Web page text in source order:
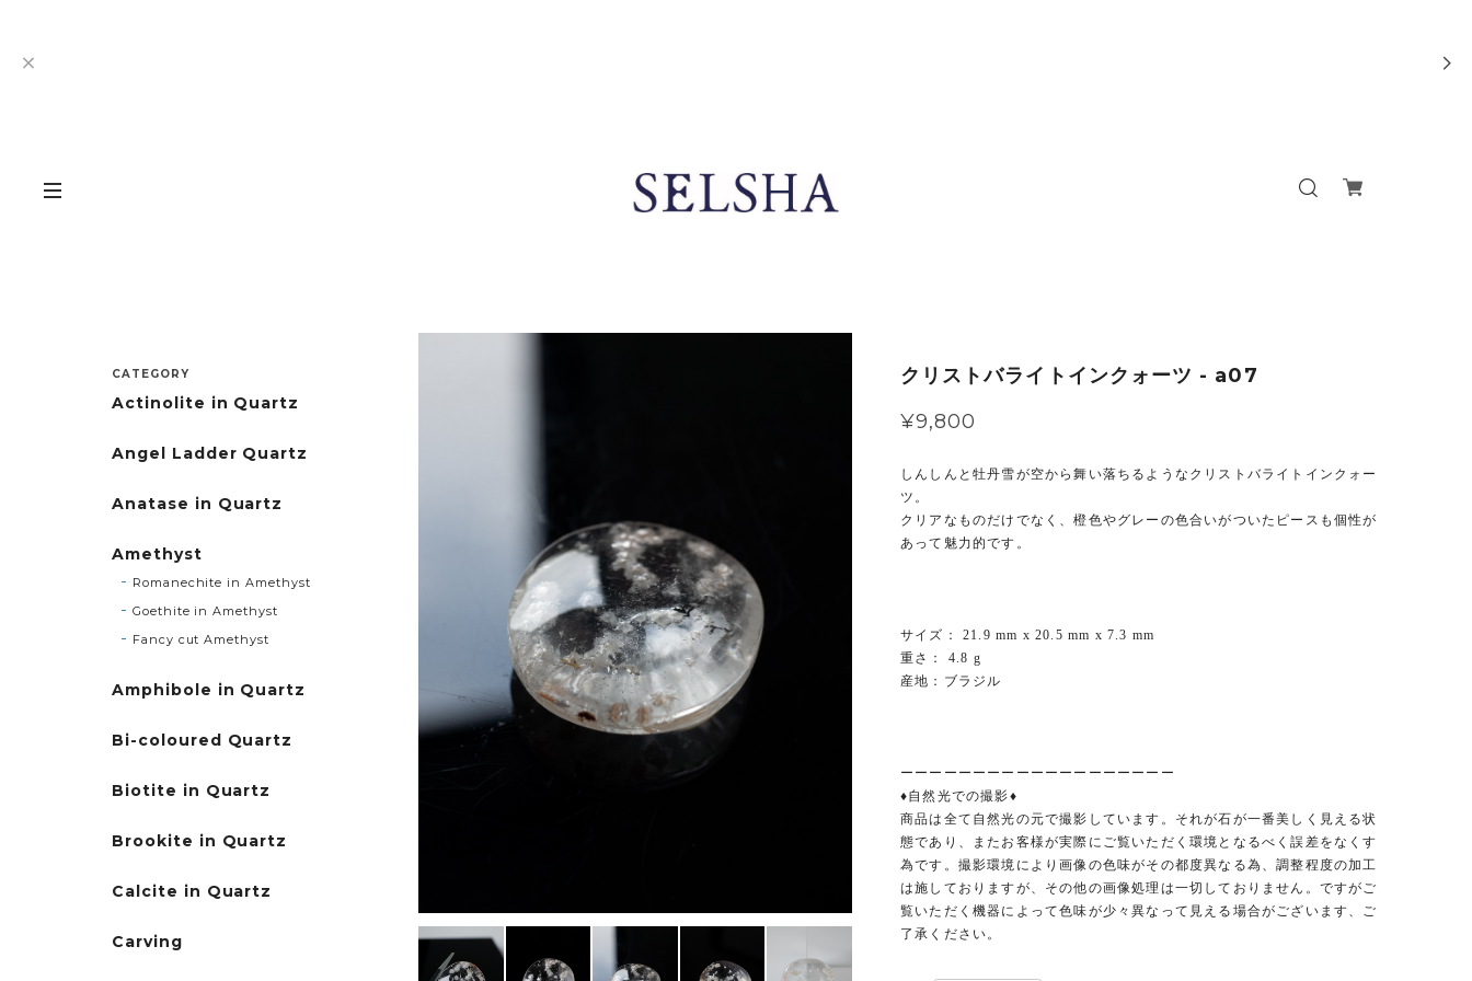
クリストバライトインクォーツ - a07
¥9,800
しんしんと牡丹雪が空から舞い落ちるようなクリストバライトインクォー
ツ。
クリアなものだけでなく、橙色やグレーの色合いがついたピースも個性が
あって魅力的です。
サイズ： 21.9 mm x 20.5 mm x 7.3 mm
重さ： 4.8 g
産地：ブラジル
ーーーーーーーーーーーーーーーーーーー
♦︎自然光での撮影♦︎
商品は全て自然光の元で撮影しています。それが石が一番美しく見える状
態であり、またお客様が実際にご覧いただく環境となるべく誤差をなくす
為です。撮影環境により画像の色味がその都度異なる為、調整程度の加工
は施しておりますが、その他の画像処理は一切しておりません。ですがご
覧いただく機器によって色味が少々異なって見える場合がございます、ご
了承ください。
CATEGORY
Actinolite in Quartz
Angel Ladder Quartz
Anatase in Quartz
Amethyst
Romanechite in Amethyst
Goethite in Amethyst
Fancy cut Amethyst
Amphibole in Quartz
Bi-coloured Quartz
Biotite in Quartz
Brookite in Quartz
Calcite in Quartz
Carving